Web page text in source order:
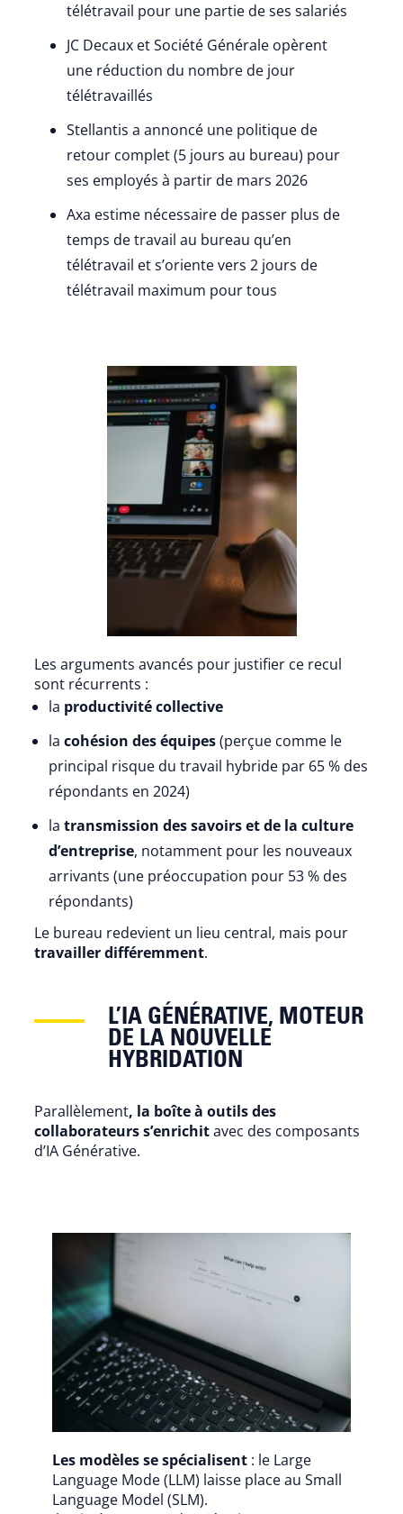
télétravail pour une partie de ses salariés
JC Decaux et Société Générale opèrent
une réduction du nombre de jour
télétravaillés
Stellantis a annoncé une politique de
retour complet (5 jours au bureau) pour
ses employés à partir de mars 2026
Axa estime nécessaire de passer plus de
temps de travail au bureau qu’en
télétravail et s’oriente vers 2 jours de
télétravail maximum pour tous
Les arguments avancés pour justifier ce recul
sont récurrents :
la productivité collective
lacohésion des équipes(perçue comme le
principal risque du travail hybride par 65 % des
répondants en 2024)
latransmission des savoirs et de la culture
d’entreprise, notamment pour les nouveaux
arrivants (une préoccupation pour 53 % des
répondants)
Le bureau redevient un lieu central, mais pour
travailler différemment.
L’IA GÉNÉRATIVE, MOTEUR
DE LA NOUVELLE
HYBRIDATION
Parallèlement, la boîte à outils des
collaborateurs s’enrichitavec des composants
d’IA Générative.
Les modèles se spécialisent : le Large
Language Mode (LLM) laisse place au Small
Language Model (SLM).